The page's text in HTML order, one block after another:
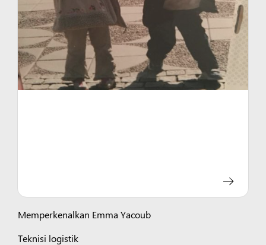
Memperkenalkan Emma Yacoub
Teknisi logistik